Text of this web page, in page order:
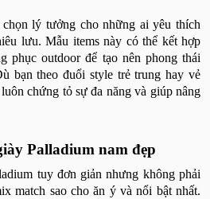
lý tưởng cho những ai yêu thích
lưu. Mẫu items này có thể kết hợp
phục outdoor để tạo nên phong thái
bạn theo đuổi style trẻ trung hay vẻ
chứng tỏ sự đa năng và giúp nâng
Palladium nam đẹp
tuy đơn giản nhưng không phải
match sao cho ăn ý và nổi bật nhất.